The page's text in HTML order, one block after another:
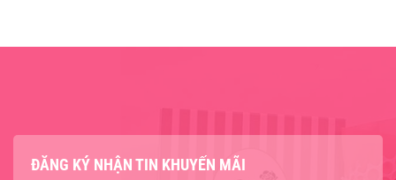
ĐĂNG KÝ NHẬN TIN KHUYẾN MÃI